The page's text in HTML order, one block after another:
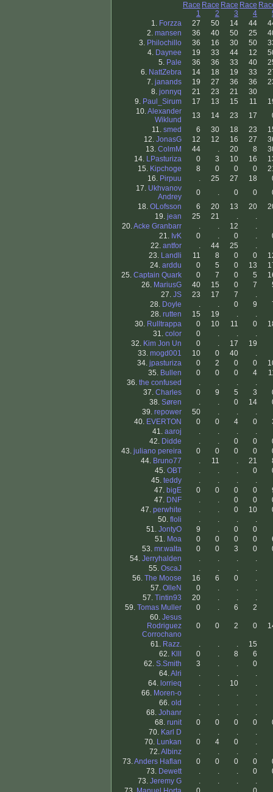
Race
1
Race
2
Race
3
Race
4
1. Forzza 27 50 14 44
2. mansen 36 40 50 25
3. Philochillo 36 16 30 50
4. Daynee 19 33 44 12
5. Pale 36 36 33 40
6. NattZebra 14 18 19 33
7. janands 19 27 36 36
8. jonnyq 21 23 21
30
9. Paul_Sirum 17 13 15 11
10.Alexander
Wiklund
13 14 23 17
11. smed 6 30 18 23
12. JonasG 12 12 16 27
13. ColmM 44 . 20 8
14. LPasturiza 0 3 10 16
15. Kipchoge 8 0 0 0
16. Pirpuu . 25 27 18
17. Ukhvanov
Andrey
0 . 0 0
18. OLofsson 6 20 13 20
19. jean 25 21 .
.
20.Acke Granbarr . . 12
.
21. IvK 0 . 0 .
22. antfor . 44 25
.
23. Landli 11 8 0 0
24. arddu 0 5 0 13
25. Captain Quark 0 7 0 5
26. MariusG 40 15 0 7
27. JS 23 17 7
.
28. Doyle . . 0 9
28. rutten 15 19 .
.
30. Rulltrappa 0 10 11 0
31. color 0 . .
.
32. Kim Jon Un 0 . 17
19
33. mogd001 10 0 40
.
34. jpasturiza 0 2 0 0
35. Bullen 0 0 0 4
36. the confused . . .
.
37. Charles 0 9 5 3
38. Søren . . 0 14
39. repower 50 . .
.
40. EVERTON 0 0 4 0
41. aaroj . . .
.
42. Didde . . 0 0
43. juliano pereira 0 0 0 0
44. Bruno77 . 11 . 21
45. OBT . . . 0
45. teddy . . .
.
47. bigE 0 0 0 0
47. DNF . . 0 0
47. perwhite . . 0 10
50. floli . . .
.
51. JontyO 9 . 0
0
51. Moa 0 0 0 0
53. mr.walta 0 0 3 0
54. Jerryhalden . . .
.
55. OscaJ . . .
.
56. The Moose 16 6 0
.
57. OlleN 0 . .
.
57. Tintin93 20 . .
.
59. Tomas Muller 0 . 6
2
60. Jesus
Rodriguez
Corrochano
0 0 2 0
61. Razz. . . .
15
62. Klll 0 . 8
6
62. S.Smith 3 . .
0
64.Alri . . .
.
64. lorrieq . . 10
.
66. Moren-o . . .
.
66. old . . .
.
68. Johanr . . .
.
68. runit 0 0 0 0
70. Karl D . . .
.
70. Lunkan 0 4 0
.
72.Albinz . . .
.
73.Anders Haflan 0 0 0 0
73. Dewett . . . 0
73. Jeremy G . . .
.